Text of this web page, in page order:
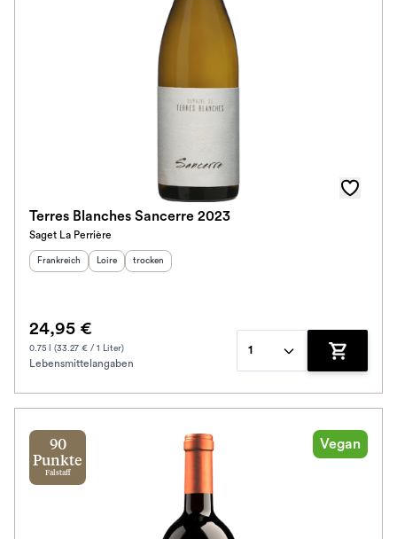
Terres Blanches Sancerre 2023
Saget La Perrière
Herkunftsland
Frankreich Herkunftsregion:
Loire Geschmack
trocken
24,95 €
0.75 l (33.27 € / 1 Liter)
Lebensmittelangaben
1
Zum
90
Punkte
Falstaff
Vegan